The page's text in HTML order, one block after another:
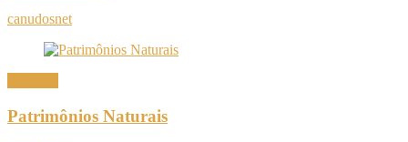
canudosnet
Patrimônios Naturais